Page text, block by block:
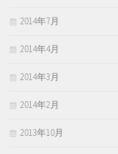
2014年7月
2014年4月
2014年3月
2014年2月
2013年10月